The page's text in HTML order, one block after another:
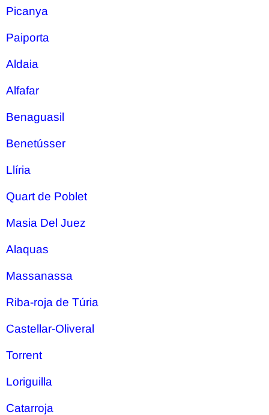
Picanya
Paiporta
Aldaia
Alfafar
Benaguasil
Benetússer
Llíria
Quart de Poblet
Masia Del Juez
Alaquas
Massanassa
Riba-roja de Túria
Castellar-Oliveral
Torrent
Loriguilla
Catarroja